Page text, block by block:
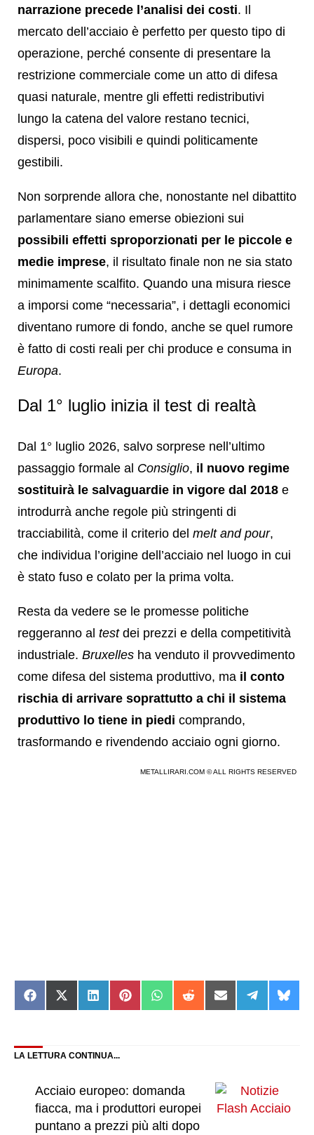
narrazione precede l’analisi dei costi. Il
mercato dell’acciaio è perfetto per questo tipo di
operazione, perché consente di presentare la
restrizione commerciale come un atto di difesa
quasi naturale, mentre gli effetti redistributivi
lungo la catena del valore restano tecnici,
dispersi, poco visibili e quindi politicamente
gestibili.
Non sorprende allora che, nonostante nel dibattito
parlamentare siano emerse obiezioni sui
possibili effetti sproporzionati per le piccole e
medie imprese, il risultato finale non ne sia stato
minimamente scalfito. Quando una misura riesce
a imporsi come “necessaria”, i dettagli economici
diventano rumore di fondo, anche se quel rumore
è fatto di costi reali per chi produce e consuma in
Europa.
Dal 1° luglio inizia il test di realtà
Dal 1° luglio 2026, salvo sorprese nell’ultimo
passaggio formale al Consiglio, il nuovo regime
sostituirà le salvaguardie in vigore dal 2018 e
introdurrà anche regole più stringenti di
tracciabilità, come il criterio del melt and pour,
che individua l’origine dell’acciaio nel luogo in cui
è stato fuso e colato per la prima volta.
Resta da vedere se le promesse politiche
reggeranno al test dei prezzi e della competitività
industriale. Bruxelles ha venduto il provvedimento
come difesa del sistema produttivo, ma il conto
rischia di arrivare soprattutto a chi il sistema
produttivo lo tiene in piedi comprando,
trasformando e rivendendo acciaio ogni giorno.
METALLIRARI.COM © ALL RIGHTS RESERVED
Share
on
Share
on
Share
on
Share
on
Share
on
Share
on
Share
on
Share
on
on
LA LETTURA CONTINUA...
Acciaio europeo: domanda
fiacca, ma i produttori europei
puntano a prezzi più alti dopo